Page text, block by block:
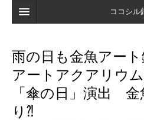
ココシル
検索
店舗・施設最新情報
口コミ
雨の日も金魚アー
アートアクアリウ
「傘の日」演出 金
り⁈